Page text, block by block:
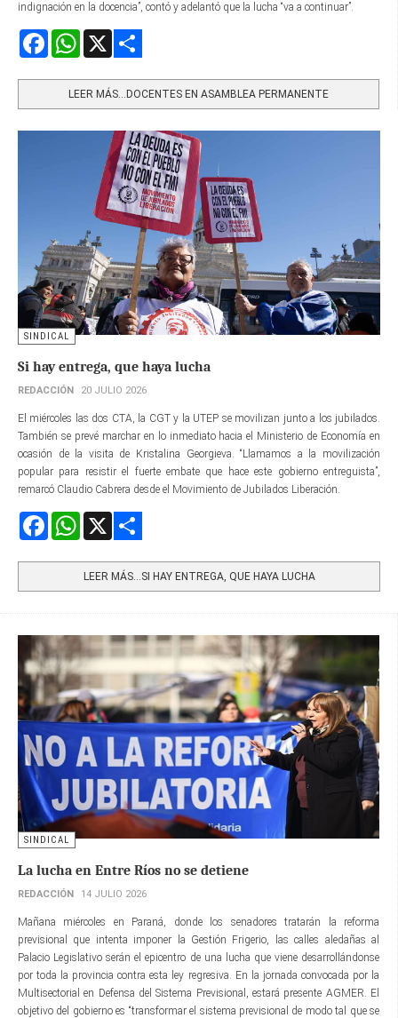
indignación en la docencia”, contó y adelantó que la lucha “va a continuar”.
FacebookWhatsApp
LEER MÁS…DOCENTES EN ASAMBLEA PERMANENTE
SINDICAL
Si hay entrega, que haya lucha
REDACCIÓN 20 JULIO 2026
El miércoles las dos CTA, la CGT y la UTEP se movilizan junto a los jubilados.
También se prevé marchar en lo inmediato hacia el Ministerio de Economía en
ocasión de la visita de Kristalina Georgieva. “Llamamos a la movilización
popular para resistir el fuerte embate que hace este gobierno entreguista”,
remarcó Claudio Cabrera desde el Movimiento de Jubilados Liberación.
FacebookWhatsApp
LEER MÁS…SI HAY ENTREGA, QUE HAYA LUCHA
SINDICAL
La lucha en Entre Ríos no se detiene
REDACCIÓN 14 JULIO 2026
Mañana miércoles en Paraná, donde los senadores tratarán la reforma
previsional que intenta imponer la Gestión Frigerio, las calles aledañas al
Palacio Legislativo serán el epicentro de una lucha que viene desarrollándonse
por toda la provincia contra esta ley regresiva. En la jornada convocada por la
Multisectorial en Defensa del Sistema Previsional, estará presente AGMER. El
objetivo del gobierno es “transformar el sistema previsional de modo tal que se